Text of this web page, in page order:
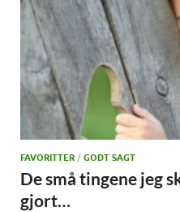
FAVORITTER / GODT SAGT
De små tingene jeg
gjort…